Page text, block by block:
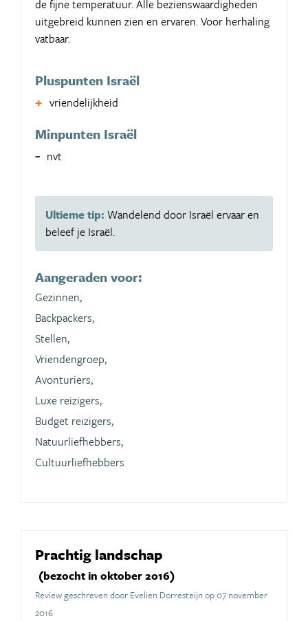
de fijne temperatuur. Alle bezienswaardigheden
uitgebreid kunnen zien en ervaren. Voor herhaling
vatbaar.
Pluspunten Israël
vriendelijkheid
Minpunten Israël
nvt
Ultieme tip: Wandelend door Israël ervaar en
beleef je Israël.
Aangeraden voor:
Gezinnen,
Backpackers,
Stellen,
Vriendengroep,
Avonturiers,
Luxe reizigers,
Budget reizigers,
Natuurliefhebbers,
Cultuurliefhebbers
Prachtig landschap
(bezocht in oktober 2016)
Review geschreven door Evelien Dorresteijn op 07 november
2016